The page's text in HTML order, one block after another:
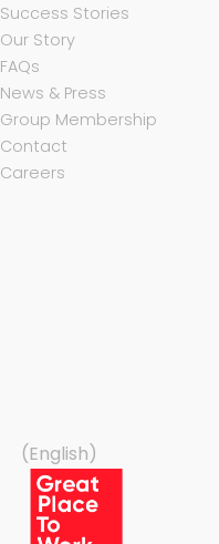
Success Stories
Our Story
FAQs
News & Press
Group Membership
Contact
Careers
(English)